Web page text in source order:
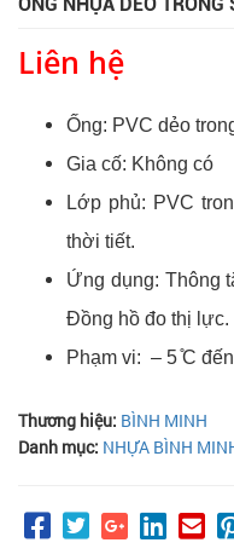
Liên hệ
Ống: PVC dẻo
Gia cố: Không có
Lớp phủ: PVC
thời tiết.
Ứng dụng: Thông
Đồng hồ đo thị lực.
Phạm vi: – 5 ̊C
Thương hiệu: BÌNH MINH
Danh mục: NHỰA BÌNH